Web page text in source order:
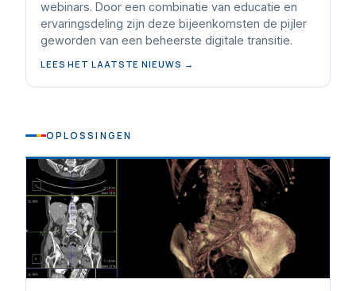
webinars. Door een combinatie van educatie en
ervaringsdeling zijn deze bijeenkomsten de pijler
geworden van een beheerste digitale transitie.
LEES HET LAATSTE NIEUWS →
OPLOSSINGEN